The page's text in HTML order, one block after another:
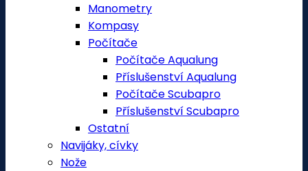
Manometry
Kompasy
Počítače
Počítače Aqualung
Příslušenství Aqualung
Počítače Scubapro
Příslušenství Scubapro
Ostatní
Navijáky, cívky
Nože